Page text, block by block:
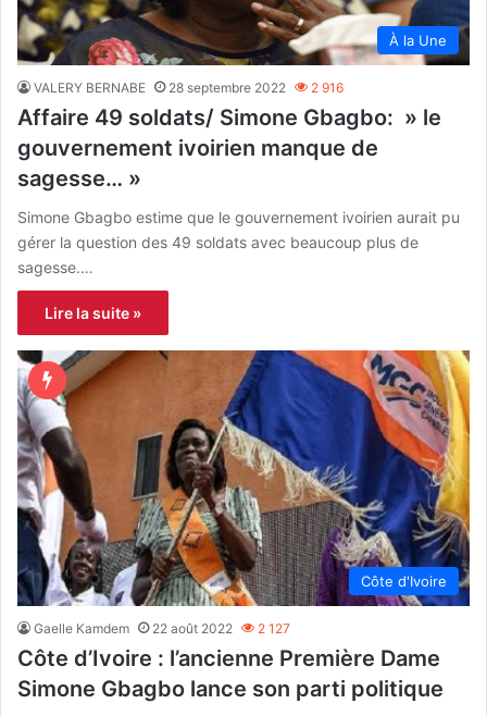
À la Une
VALERY BERNABE 28 septembre 2022 2 916
Affaire 49 soldats/ Simone Gbagbo: » le
gouvernement ivoirien manque de
sagesse… »
Simone Gbagbo estime que le gouvernement ivoirien aurait pu
gérer la question des 49 soldats avec beaucoup plus de
sagesse.…
Lire la suite »
Côte d'Ivoire
Gaelle Kamdem 22 août 2022 2 127
Côte d’Ivoire : l’ancienne Première Dame
Simone Gbagbo lance son parti politique